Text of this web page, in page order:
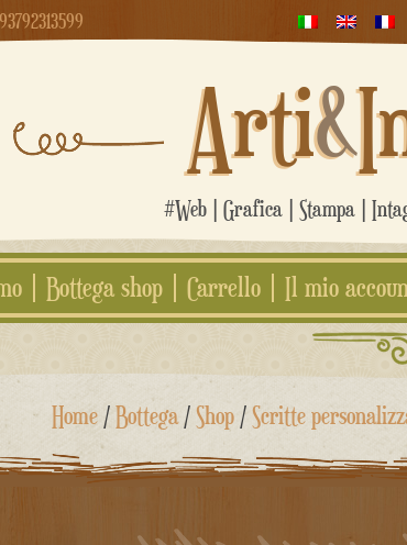
Arti&
#Web | Grafica | Stampa |
Bottega shop Carrello Il mio
Home /Bottega/Shop /Scritte